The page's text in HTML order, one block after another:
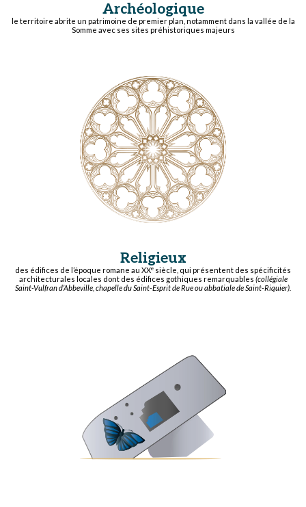
Archéologique
le territoire abrite un patrimoine de premier plan, notamment dans la vallée de la
Somme avec ses sites préhistoriques majeurs
Religieux
des édifices de l’époque romane au XXe siècle, qui présentent des spécificités
architecturales locales dont des édifices gothiques remarquables (collégiale
Saint-Vulfran d’Abbeville, chapelle du Saint-Esprit de Rue ou abbatiale de Saint-Riquier).